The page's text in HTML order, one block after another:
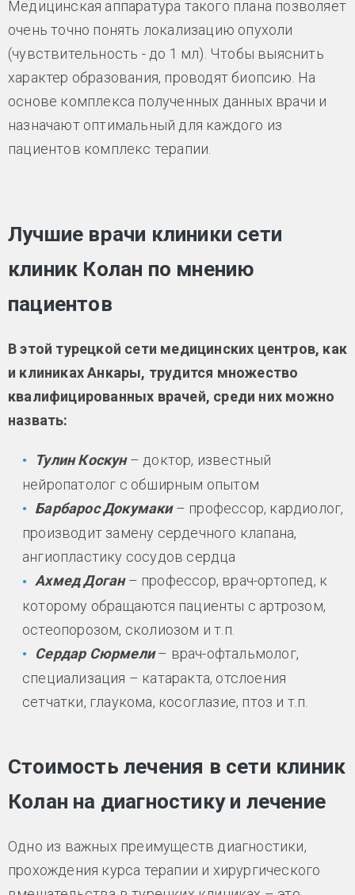
Медицинская аппаратура такого плана позволяет
очень точно понять локализацию опухоли
(чувствительность - до 1 мл). Чтобы выяснить
характер образования, проводят биопсию. На
основе комплекса полученных данных врачи и
назначают оптимальный для каждого из
пациентов комплекс терапии.
Лучшие врачи клиники сети
клиник Колан по мнению
пациентов
В этой турецкой сети медицинских центров, как
и клиниках Анкары, трудится множество
квалифицированных врачей, среди них можно
назвать:
Тулин Коскун– доктор, известный
нейропатолог с обширным опытом
Барбарос Докумаки– профессор, кардиолог,
производит замену сердечного клапана,
ангиопластику сосудов сердца
Ахмед Доган– профессор, врач-ортопед, к
которому обращаются пациенты с артрозом,
остеопорозом, сколиозом и т.п.
Сердар Сюрмели– врач-офтальмолог,
специализация – катаракта, отслоения
сетчатки, глаукома, косоглазие, птоз и т.п.
Стоимость лечения в сети клиник
Колан на диагностику и лечение
Одно из важных преимуществ диагностики,
прохождения курса терапии и хирургического